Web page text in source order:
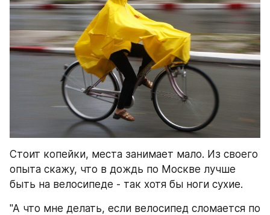
Стоит копейки, места занимает мало. Из своего
опыта скажу, что в дождь по Москве лучше
быть на велосипеде - так хотя бы ноги сухие.
"А что мне делать, если велосипед сломается по